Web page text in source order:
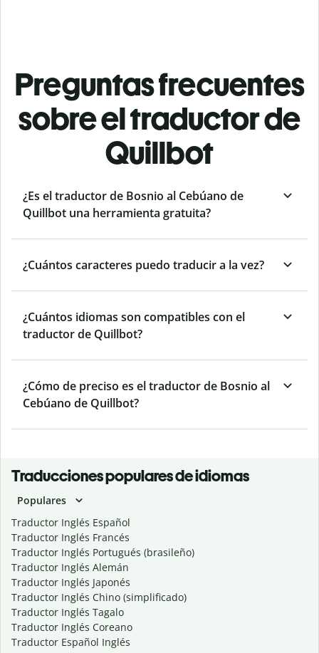
Preguntas frecuentes
sobre el traductor de
Quillbot
¿Es el traductor de Bosnio al Cebúano de
Quillbot una herramienta gratuita?
¿Cuántos caracteres puedo traducir a la vez?
¿Cuántos idiomas son compatibles con el
traductor de Quillbot?
¿Cómo de preciso es el traductor de Bosnio al
Cebúano de Quillbot?
Traducciones populares de idiomas
Populares
Traductor Inglés Español
Traductor Inglés Francés
Traductor Inglés Portugués (brasileño)
Traductor Inglés Alemán
Traductor Inglés Japonés
Traductor Inglés Chino (simplificado)
Traductor Inglés Tagalo
Traductor Inglés Coreano
Traductor Español Inglés